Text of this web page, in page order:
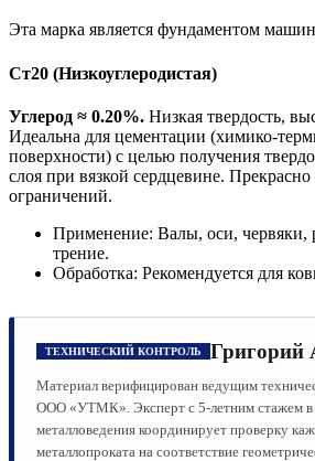
Эта марка является фундаментом
Ст20 (Низкоуглеродистая)
Углерод ≈ 0.20%. Низкая твердость,
Идеальна для цементации (химико-
поверхности) с целью получения
слоя при вязкой сердцевине. Прекрасно
ограничений.
Применение: Валы, оси, червяки,
трение.
Обработка: Рекомендуется для
ТЕХНИЧЕСКИЙ КОНТРОЛЬ Григорий
Материал верифицирован ведущим
ООО «УТМК». Эксперт с 5-летним стажем в
металловедения координирует проверку
металлопроката на соответствие